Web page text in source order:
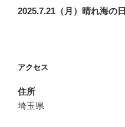
ゲ
ン
の
2025.7.21（月）晴れ海の日
アクセス
住所
埼玉県